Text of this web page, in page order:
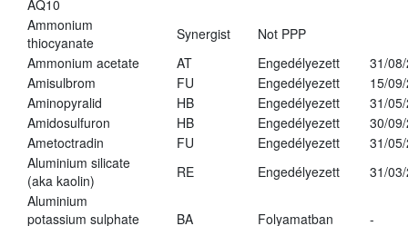
AQ10
Ammonium
thiocyanate
Synergist
Not PPP
Ammonium acetate
AT Engedélyezett
31/
Amisulbrom
FU Engedélyezett
15/
Aminopyralid
HB Engedélyezett
31/
Amidosulfuron
HB Engedélyezett
30/
Ametoctradin
FU Engedélyezett
31/
Aluminium silicate
(aka kaolin)
RE Engedélyezett
31/
Aluminium
potassium sulphate
BA Folyamatban -